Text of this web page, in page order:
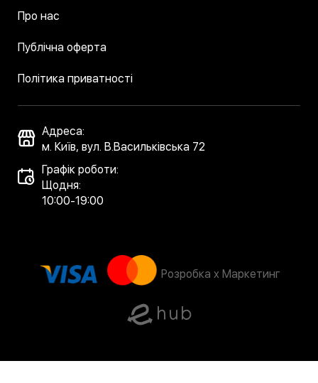
Про нас
Публічна оферта
Політика приватності
Адреса:
м. Київ, вул. В.Васильківська 72
Графік роботи:
Щодня:
10:00-19:00
Розробка x Маркетинг